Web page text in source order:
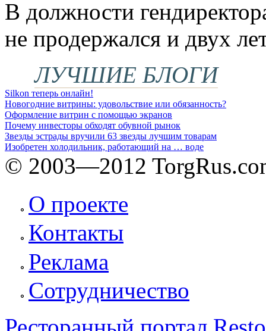
В должности
не продержался и двух
ЛУЧШИЕ БЛОГИ
Silkon теперь онлайн!
Новогодние витрины: удовольствие или обязанность?
Оформление витрин с помощью экранов
Почему инвесторы обходят обувной рынок
Звезды эстрады вручили 63 звезды лучшим товарам
Изобретен холодильник, работающий на … воде
© 2003—2012
О проекте
Контакты
Реклама
Сотрудничество